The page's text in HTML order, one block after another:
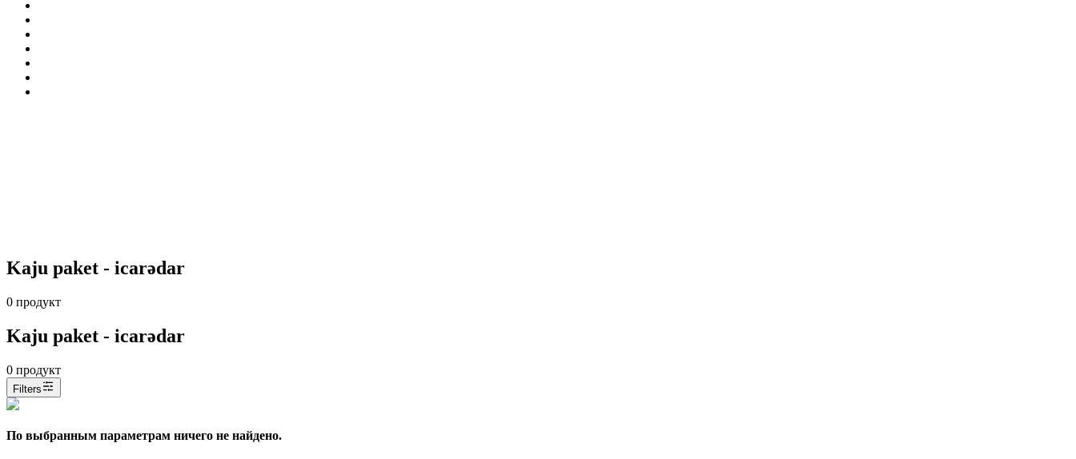
Kaju paket - icarədar
0 продукт
Kaju paket - icarədar
0 продукт
Filters
По выбранным параметрам ничего не найдено.